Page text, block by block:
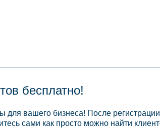
бесплатно!
вашего бизнеса! После
сами как просто можно найти